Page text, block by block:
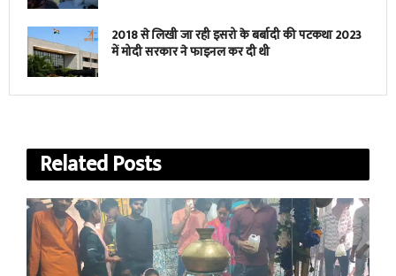
2018 से लिखी जा रही इसरो के बर्बादी की पटकथा 2023
में मोदी सरकार ने फाइनल कर दी थी
RelatedPosts